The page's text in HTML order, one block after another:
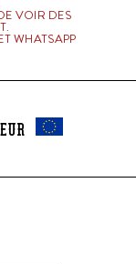
VOIR DES
WHATSAPP